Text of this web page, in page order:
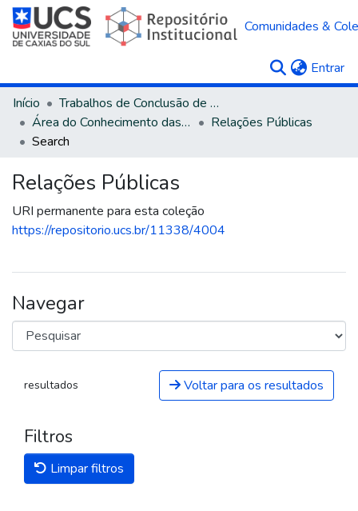
Comunidades &
Entrar
Início
Trabalhos de Conclusão de Curso
Área do Conhecimento das Ciências Sociais Aplicadas
Relações Públicas
Search
Relações Públicas
URI permanente para esta coleção
https://repositorio.ucs.br/11338/4004
Navegar
resultados Voltar para os resultados
Filtros
Limpar filtros